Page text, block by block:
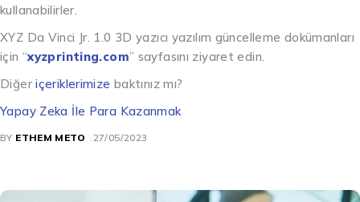
kullanabilirler.
XYZ Da Vinci Jr. 1.0 3D yazıcı yazılım güncelleme dokümanları
için “xyzprinting.com” sayfasını ziyaret edin.
Diğeriçeriklerimize baktınız mı?
Yapay Zeka İle Para Kazanmak
BY ETHEM METO 27/05/2023